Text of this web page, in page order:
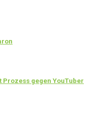
gegen YouTuber